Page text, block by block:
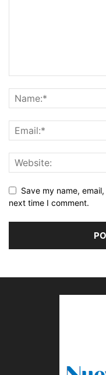
Save my name,
next time I comment.